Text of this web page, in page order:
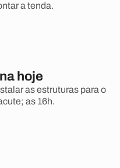
a tenda.
hoje
as estruturas para o
as 16h.